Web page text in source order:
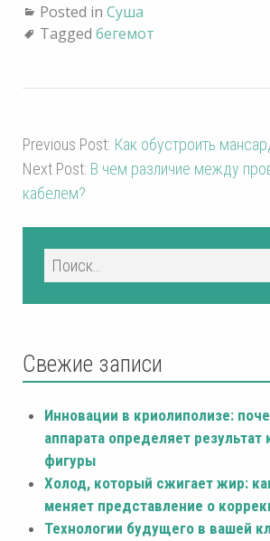
Posted in Суша
Tagged бегемот
Previous Post: Как обустроить
Next Post: В чем различие между
кабелем?
Свежие записи
Инновации в криолиполизе:
аппарата определяет результат
фигуры
Холод, который сжигает жир:
меняет представление о
Технологии будущего в вашей